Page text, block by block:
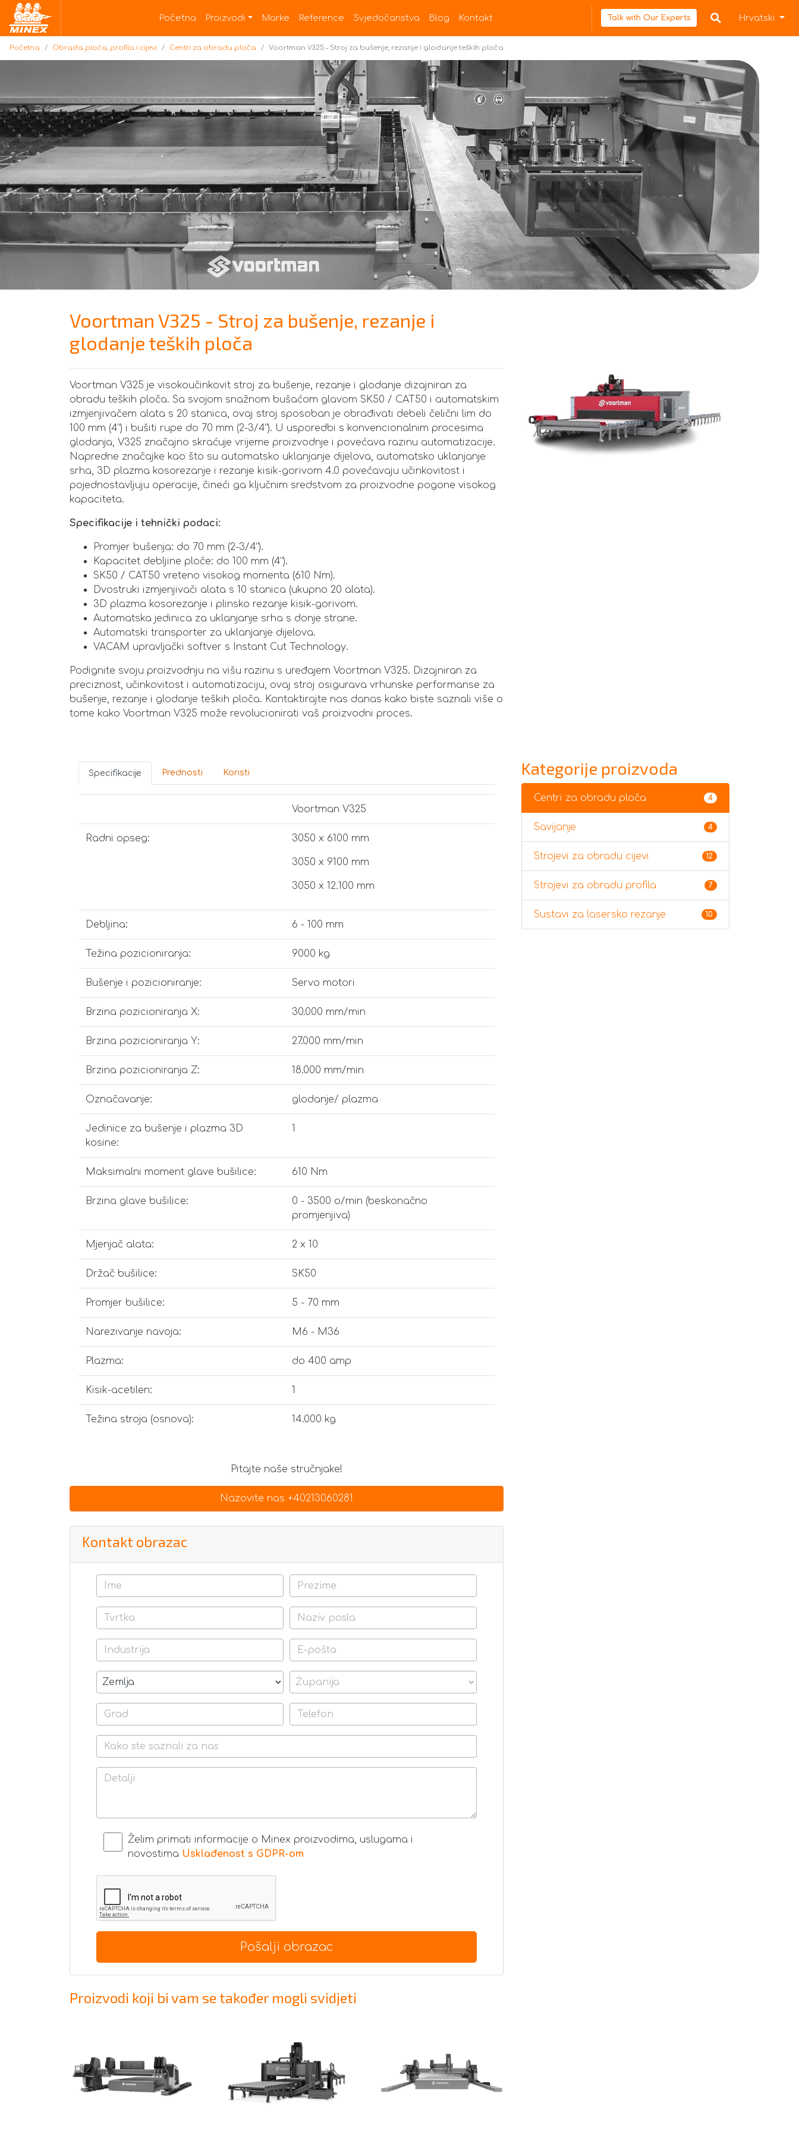
Početna Proizvodi Marke Reference Svjedočanstva Blog Kontakt Talk with Our Experts Hrvatski
Početna Obrada ploča, profila i cijevi Centri za obradu ploča Voortman V325 - Stroj za bušenje, rezanje i glodanje teških ploča
Voortman V325 - Stroj za bušenje, rezanje i
glodanje teških ploča
Voortman V325 je visokoučinkovit stroj za bušenje, rezanje i glodanje dizajniran za
obradu teških ploča. Sa svojom snažnom bušaćom glavom SK50 / CAT50 i automatskim
izmjenjivačem alata s 20 stanica, ovaj stroj sposoban je obrađivati debeli čelični lim do
100 mm (4”) i bušiti rupe do 70 mm (2-3/4”). U usporedbi s konvencionalnim procesima
glodanja, V325 značajno skraćuje vrijeme proizvodnje i povećava razinu automatizacije.
Napredne značajke kao što su automatsko uklanjanje dijelova, automatsko uklanjanje
srha, 3D plazma kosorezanje i rezanje kisik-gorivom 4.0 povećavaju učinkovitost i
pojednostavljuju operacije, čineći ga ključnim sredstvom za proizvodne pogone visokog
kapaciteta.
Specifikacije i tehnički podaci:
Promjer bušenja: do 70 mm (2-3/4”).
Kapacitet debljine ploče: do 100 mm (4”).
SK50 / CAT50 vreteno visokog momenta (610 Nm).
Dvostruki izmjenjivači alata s 10 stanica (ukupno 20 alata).
3D plazma kosorezanje i plinsko rezanje kisik-gorivom.
Automatska jedinica za uklanjanje srha s donje strane.
Automatski transporter za uklanjanje dijelova.
VACAM upravljački softver s Instant Cut Technology.
Podignite svoju proizvodnju na višu razinu s uređajem Voortman V325. Dizajniran za
preciznost, učinkovitost i automatizaciju, ovaj stroj osigurava vrhunske performanse za
bušenje, rezanje i glodanje teških ploča. Kontaktirajte nas danas kako biste saznali više o
tome kako Voortman V325 može revolucionirati vaš proizvodni proces.
Specifikacije Prednosti Koristi
Voortman V325
Radni opseg: 3050 x 6100 mm
3050 x 9100 mm
3050 x 12.100 mm
Debljina: 6 - 100 mm
Težina pozicioniranja: 9000 kg
Bušenje i pozicioniranje: Servo motori
Brzina pozicioniranja X: 30.000 mm/min
Brzina pozicioniranja Y: 27.000 mm/min
Brzina pozicioniranja Z: 18.000 mm/min
Označavanje: glodanje/ plazma
Jedinice za bušenje i plazma 3D
kosine:
1
Maksimalni moment glave bušilice: 610 Nm
Brzina glave bušilice:
0 - 3500 o/min (beskonačno
promjenjiva)
Mjenjač alata: 2 x 10
Držač bušilice: SK50
Promjer bušilice: 5 - 70 mm
Narezivanje navoja: M6 - M36
Plazma: do 400 amp
Kisik-acetilen: 1
Težina stroja (osnova): 14.000 kg
Pitajte naše stručnjake!
Nazovite nas +40213060281
Kontakt obrazac
Želim primati informacije o Minex proizvodima, uslugama i
novostima Usklađenost s GDPR-om
Pošalji obrazac
Proizvodi koji bi vam se također mogli svidjeti
Kategorije proizvoda
Centri za obradu ploča 4
Savijanje 4
Strojevi za obradu cijevi 12
Strojevi za obradu profila 7
Sustavi za lasersko rezanje 10